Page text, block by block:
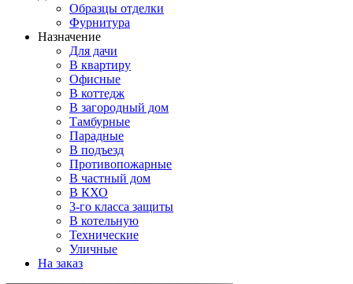
Образцы отделки
Фурнитура
Назначение
Для дачи
В квартиру
Офисные
В коттедж
В загородный дом
Тамбурные
Парадные
В подъезд
Противопожарные
В частный дом
В КХО
3-го класса защиты
В котельную
Технические
Уличные
На заказ